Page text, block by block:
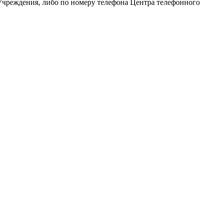
либо по номеру телефона Центра телефонного